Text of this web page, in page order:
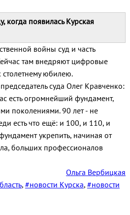
когда появилась Курская
войны суд и часть
там внедряют цифровые
столетнему юбилею.
суда Олег Кравченко:
есть огромнейший фундамент,
поколениями. 90 лет - не
есть что ещё: и 100, и 110, и
укрепить, начиная от
больших профессионалов
Ольга Вербицкая
, #новости Курска, #новости